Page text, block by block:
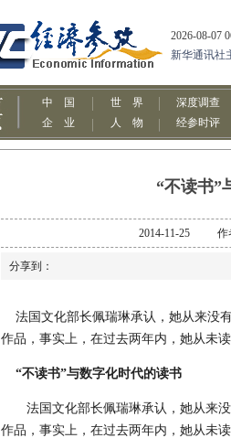
“不读书”
2014-11-25 作
分享到：
法国文化部长佩瑞琳承认，她从来没
作品，事实上，在过去两年内，她从未读
“不读书”与数字化时代的读书
法国文化部长佩瑞琳承认，她从来没
作品，事实上，在过去两年内，她从未读